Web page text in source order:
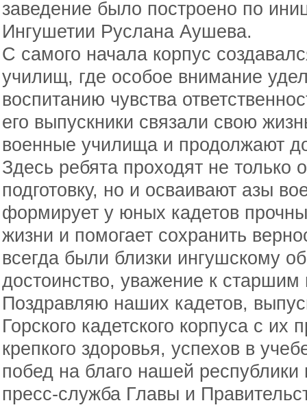
заведение было построено по
Ингушетии Руслана Аушева.
С самого начала корпус
училищ, где особое внимание
воспитанию чувства
его выпускники связали свою
военные училища и продолжают
Здесь ребята проходят не только
подготовку, но и осваивают азы
формирует у юных кадетов
жизни и помогает сохранить
всегда были близки ингушскому
достоинство, уважение к
Поздравляю наших кадетов,
Горского кадетского корпуса с
крепкого здоровья, успехов в
побед на благо нашей
пресс-служба Главы и